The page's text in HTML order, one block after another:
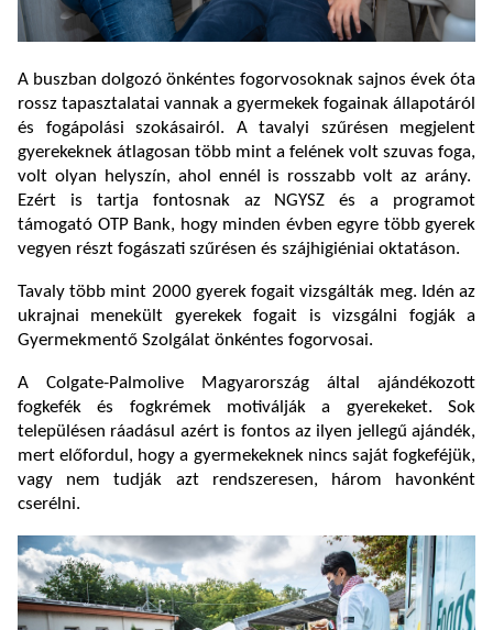
A buszban dolgozó önkéntes fogorvosoknak sajnos évek óta
rossz tapasztalatai vannak a gyermekek fogainak állapotáról
és fogápolási szokásairól. A tavalyi szűrésen megjelent
gyerekeknek átlagosan több mint a felének volt szuvas foga,
volt olyan helyszín, ahol ennél is rosszabb volt az arány.
Ezért is tartja fontosnak az NGYSZ és a programot
támogató OTP Bank, hogy minden évben egyre több gyerek
vegyen részt fogászati szűrésen és szájhigiéniai oktatáson.
Tavaly több mint 2000 gyerek fogait vizsgálták meg. Idén az
ukrajnai menekült gyerekek fogait is vizsgálni fogják a
Gyermekmentő Szolgálat önkéntes fogorvosai.
A Colgate-Palmolive Magyarország által ajándékozott
fogkefék és fogkrémek motiválják a gyerekeket. Sok
településen ráadásul azért is fontos az ilyen jellegű ajándék,
mert előfordul, hogy a gyermekeknek nincs saját fogkeféjük,
vagy nem tudják azt rendszeresen, három havonként
cserélni.